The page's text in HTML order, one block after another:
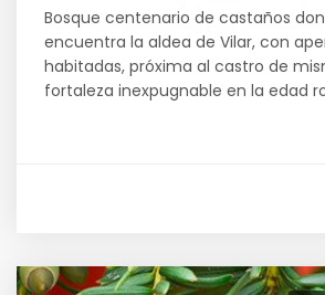
Bosque centenario de castaños
encuentra la aldea de Vilar, con
habitadas, próxima al castro de
fortaleza inexpugnable en la edad